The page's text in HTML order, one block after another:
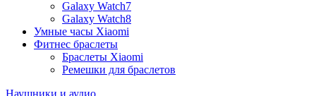
Galaxy Watch7
Galaxy Watch8
Умные часы Xiaomi
Фитнес браслеты
Браслеты Xiaomi
Ремешки для браслетов